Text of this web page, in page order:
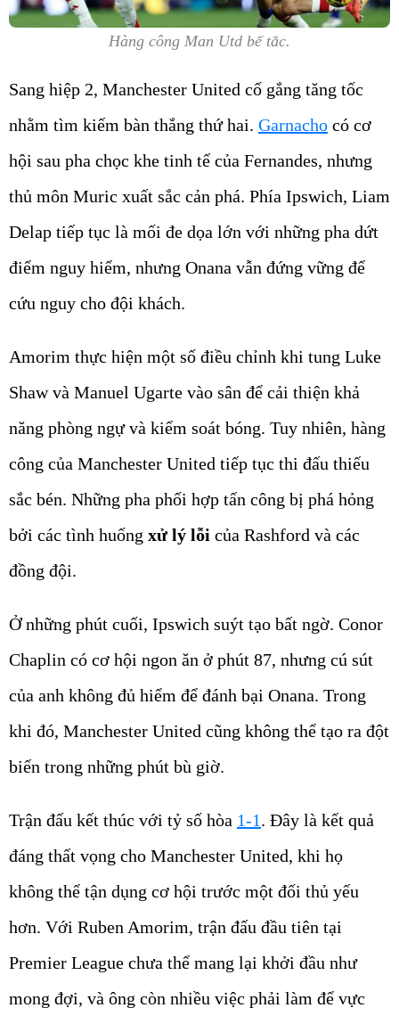
Hàng công Man Utd bế tắc.
Sang hiệp 2, Manchester United cố gắng tăng tốc
nhằm tìm kiếm bàn thắng thứ hai. Garnacho có cơ
hội sau pha chọc khe tinh tế của Fernandes, nhưng
thủ môn Muric xuất sắc cản phá. Phía Ipswich, Liam
Delap tiếp tục là mối đe dọa lớn với những pha dứt
điểm nguy hiểm, nhưng Onana vẫn đứng vững để
cứu nguy cho đội khách.
Amorim thực hiện một số điều chỉnh khi tung Luke
Shaw và Manuel Ugarte vào sân để cải thiện khả
năng phòng ngự và kiểm soát bóng. Tuy nhiên, hàng
công của Manchester United tiếp tục thi đấu thiếu
sắc bén. Những pha phối hợp tấn công bị phá hỏng
bởi các tình huống xử lý lỗi của Rashford và các
đồng đội.
Ở những phút cuối, Ipswich suýt tạo bất ngờ. Conor
Chaplin có cơ hội ngon ăn ở phút 87, nhưng cú sút
của anh không đủ hiểm để đánh bại Onana. Trong
khi đó, Manchester United cũng không thể tạo ra đột
biến trong những phút bù giờ.
Trận đấu kết thúc với tỷ số hòa 1-1. Đây là kết quả
đáng thất vọng cho Manchester United, khi họ
không thể tận dụng cơ hội trước một đối thủ yếu
hơn. Với Ruben Amorim, trận đấu đầu tiên tại
Premier League chưa thể mang lại khởi đầu như
mong đợi, và ông còn nhiều việc phải làm để vực